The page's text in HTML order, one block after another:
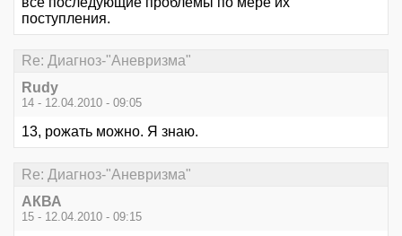
поступления.
Re: Диагноз-"Аневризма"
Rudy
14 - 12.04.2010 - 09:05
13, рожать можно. Я знаю.
Re: Диагноз-"Аневризма"
АКВА
15 - 12.04.2010 - 09:15